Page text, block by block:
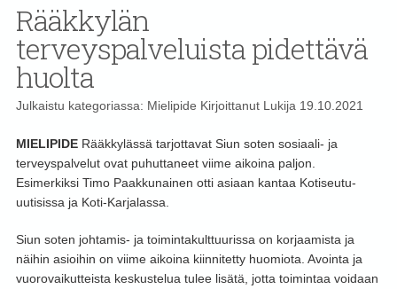
Rääkkylän
terveyspalveluista pidettävä
huolta
Julkaistu kategoriassa: Mielipide Kirjoittanut Lukija19.10.2021
MIELIPIDERääkkylässä tarjottavat Siun soten sosiaali- ja
terveyspalvelut ovat puhuttaneet viime aikoina paljon.
Esimerkiksi Timo Paakkunainen otti asiaan kantaa Kotiseutu-
uutisissa ja Koti-Karjalassa.
Siun soten johtamis- ja toimintakulttuurissa on korjaamista ja
näihin asioihin on viime aikoina kiinnitetty huomiota. Avointa ja
vuorovaikutteista keskustelua tulee lisätä, jotta toimintaa voidaan